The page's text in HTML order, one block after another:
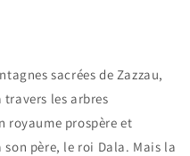
sacrées de Zazzau,
les arbres
royaume prospère et
père, le roi Dala. Mais la